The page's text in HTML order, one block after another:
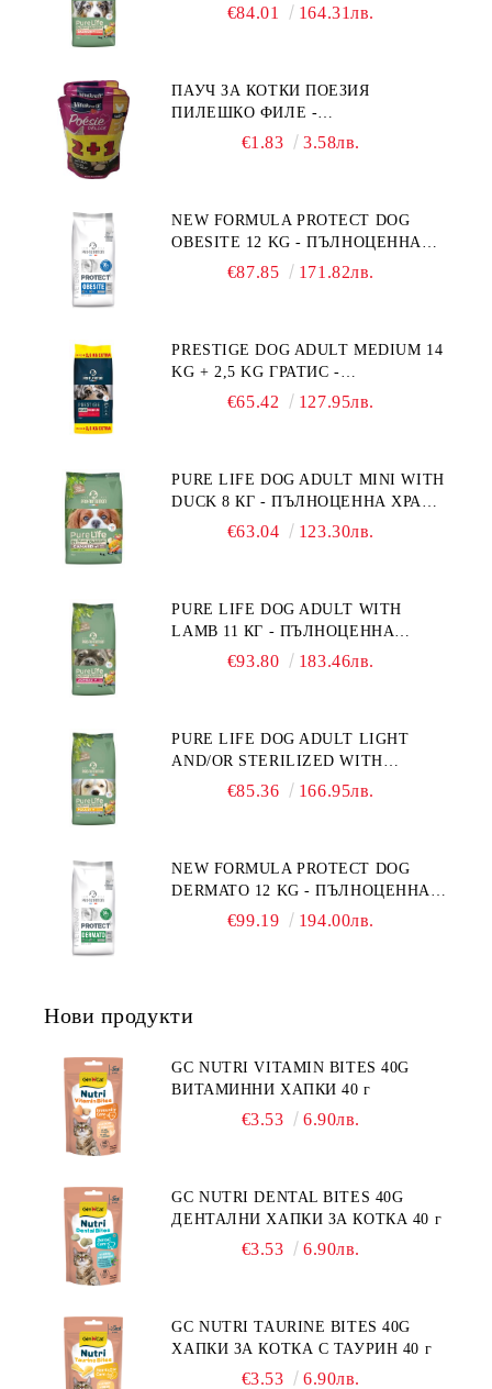
ПЪЛНОЦЕННА ХРАНА ЗА
БЕЗ ЗЪРНО, БЕЗ ГЛУТЕН.
ПРОИЗВЕДЕНА ВЪВ ФРАНЦИЯ.
€84.01 164.31лв.
ПАУЧ ЗА КОТКИ ПОЕЗИЯ
ПИЛЕШКО ФИЛЕ -
ПРОМОКОМПЛЕКТ 3 БР.
€1.83 3.58лв.
NEW FORMULA PROTECT DOG
OBESITE 12 KG - ПЪЛНОЦЕННА
ДИЕТИЧНА ХРАНА ЗА КУЧЕТА
"РЕГУЛИРАНЕ НА ВНОСА НА
ГЛЮКОЗА (DIABETES MELLITUS)."
€87.85 171.82лв.
PRESTIGE DOG ADULT MEDIUM 14
KG + 2,5 KG ГРАТИС -
ПЪЛНОЦЕННА ХРАНА ЗА
€65.42 127.95лв.
PURE LIFE DOG ADULT MINI WITH
DUCK 8 КГ - ПЪЛНОЦЕННА ХРАНА
ЗА ПОРАСНАЛИ КУЧЕТА ОТ
ГЛУТЕН. ПРОИЗВЕДЕНА ВЪВ
ФРАНЦИЯ.
€63.04 123.30лв.
PURE LIFE DOG ADULT WITH
LAMB 11 КГ - ПЪЛНОЦЕННА
ХРАНА ЗА ПОРАСНАЛИ КУЧЕТА С
НАД 1 ГОДИНА. БЕЗ ЗЪРНО, БЕЗ
ГЛУТЕН. ПРОИЗВЕДЕНА ВЪВ
ФРАНЦИЯ.
€93.80 183.46лв.
PURE LIFE DOG ADULT LIGHT
AND/OR STERILIZED WITH
CHICKEN 12 КГ - ПЪЛНОЦЕННА
КАСТРИРАНИ КУЧЕТА ОТ ВСИЧКИ
ПОРОДИ НА ВЪЗРАСТ НАД 1
ГОДИНА, С ПИЛЕ. БЕЗ ЗЪРНО, БЕЗ
€85.36 166.95лв.
NEW FORMULA PROTECT DOG
DERMATO 12 KG - ПЪЛНОЦЕННА
ДИЕТИЧНА ХРАНА ЗА КУЧЕТА
ЗАГУБА НА КОЗИНА".
НЕПОНОСИМОСТТА КЪМ НЯКОИ
СЪСТАВКИ И ХРАНИ
€99.19 194.00лв.
Нови продукти
GC NUTRI VITAMIN BITES 40G
ВИТАМИННИ ХАПКИ 40 г
€3.53 6.90лв.
GC NUTRI DENTAL BITES 40G
ДЕНТАЛНИ ХАПКИ ЗА КОТКА 40 г
€3.53 6.90лв.
GC NUTRI TAURINE BITES 40G
ХАПКИ ЗА КОТКА С ТАУРИН 40 г
€3.53 6.90лв.